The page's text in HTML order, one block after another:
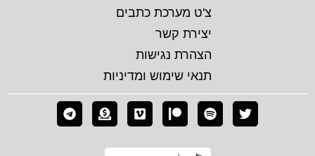
צ'ט מערכת כתבים
יצירת קשר
הצהרת נגישות
תנאי שימוש ומדיניות